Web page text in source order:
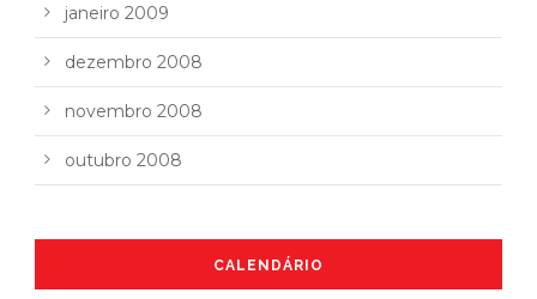
janeiro 2009
dezembro 2008
novembro 2008
outubro 2008
CALENDÁRIO